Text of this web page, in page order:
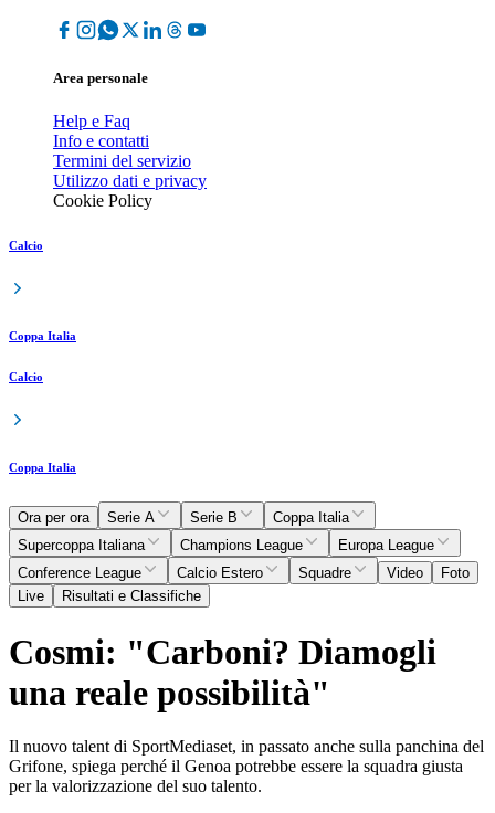
Area personale
Help e Faq
Info e contatti
Termini del servizio
Utilizzo dati e privacy
Cookie Policy
Calcio
Coppa Italia
Calcio
Coppa Italia
Ora per ora Serie A Serie B
Coppa Italia
Supercoppa Italiana
Champions League
Europa League
Conference League
Calcio Estero Squadre Video
Foto
Live
Risultati e Classifiche
Cosmi: "Carboni? Diamogli
una reale possibilità"
Il nuovo talent di SportMediaset, in passato anche sulla panchina del
Grifone, spiega perché il Genoa potrebbe essere la squadra giusta
per la valorizzazione del suo talento.